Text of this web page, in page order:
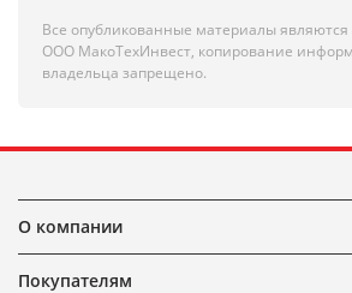
Все опубликованные материалы являются
ООО МакоТехИнвест, копирование
владельца запрещено.
О компании
Покупателям